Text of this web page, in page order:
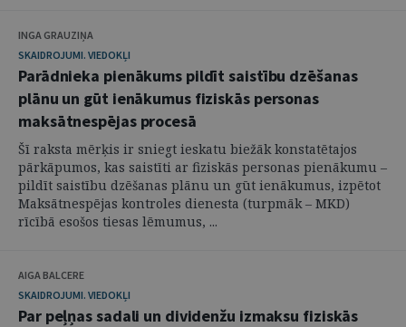
INGA GRAUZIŅA
SKAIDROJUMI. VIEDOKĻI
Parādnieka pienākums pildīt saistību dzēšanas
plānu un gūt ienākumus fiziskās personas
maksātnespējas procesā
Šī raksta mērķis ir sniegt ieskatu biežāk konstatētajos
pārkāpumos, kas saistīti ar fiziskās personas pienākumu –
pildīt saistību dzēšanas plānu un gūt ienākumus, izpētot
Maksātnespējas kontroles dienesta (turpmāk – MKD)
rīcībā esošos tiesas lēmumus, ...
AIGA BALCERE
SKAIDROJUMI. VIEDOKĻI
Par peļņas sadali un dividenžu izmaksu fiziskās